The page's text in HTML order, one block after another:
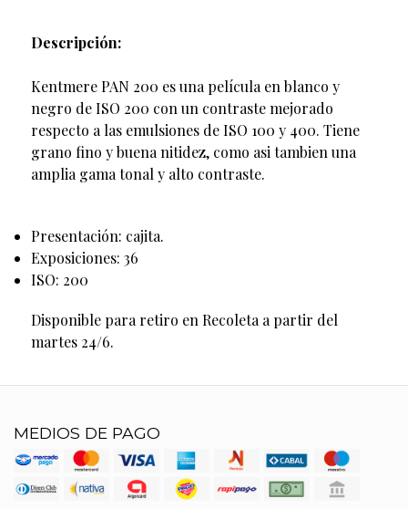
Descripción:
Kentmere PAN 200 es una película en blanco y
negro de ISO 200 con un contraste mejorado
respecto a las emulsiones de ISO 100 y 400. Tiene
grano fino y buena nitidez, como asi tambien una
amplia gama tonal y alto contraste.
Presentación: cajita.
Exposiciones: 36
ISO: 200
Disponible para retiro en Recoleta a partir del
martes 24/6.
MEDIOS DE PAGO